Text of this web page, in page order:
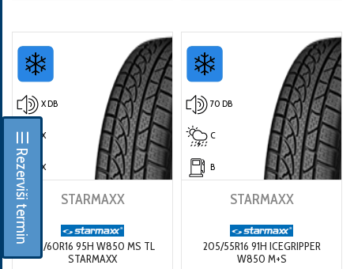
☰ Rezerviši termin
X DB
X
X
STARMAXX
215/60R16 95H W850 MS TL
STARMAXX
70 DB
C
B
STARMAXX
205/55R16 91H ICEGRIPPER
W850 M+S